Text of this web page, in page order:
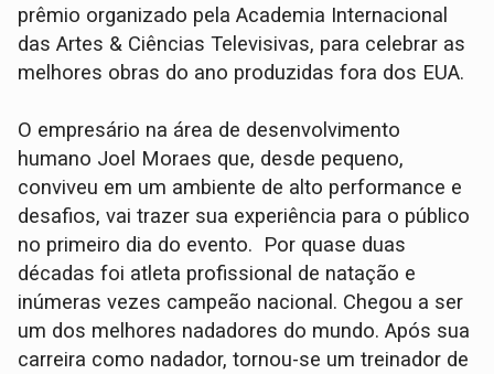
prêmio organizado pela Academia Internacional
das Artes & Ciências Televisivas, para celebrar as
melhores obras do ano produzidas fora dos EUA.
O empresário na área de desenvolvimento
humano Joel Moraes que, desde pequeno,
conviveu em um ambiente de alto performance e
desafios, vai trazer sua experiência para o público
no primeiro dia do evento. Por quase duas
décadas foi atleta profissional de natação e
inúmeras vezes campeão nacional. Chegou a ser
um dos melhores nadadores do mundo. Após sua
carreira como nadador, tornou-se um treinador de